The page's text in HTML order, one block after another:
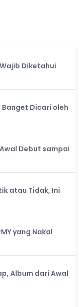
Diketahui
Banget Dicari oleh
Debut sampai
atau Tidak, Ini
yang Nakal
Album dari Awal